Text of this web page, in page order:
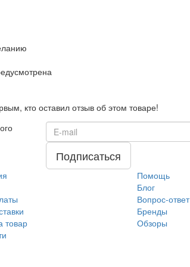
кто оставил отзыв об этом товаре!
товар
Помощь
Блог
Вопрос-ответ
Бренды
Обзоры